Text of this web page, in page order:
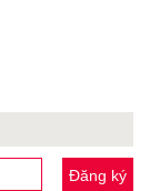
Đăng ký